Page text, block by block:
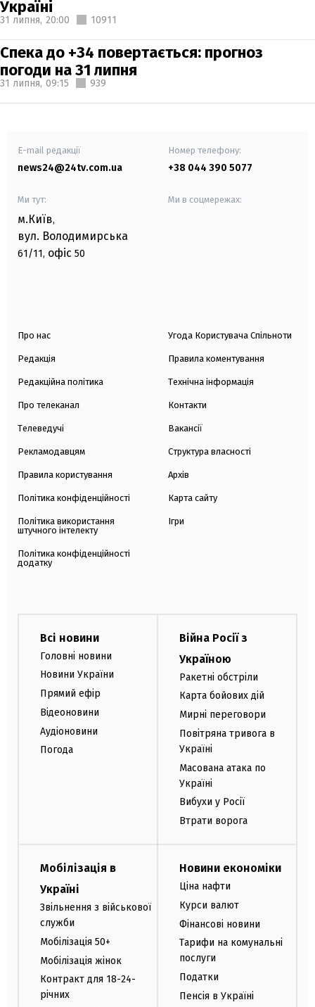
Україні
31 липня, 20:00 10911
Спека до +34 повертається: прогноз
погоди на 31 липня
31 липня, 09:15 939
E-mail редакції
news24@24tv.com.ua
Номер телефону:
+38 044 390 5077
Ми тут:
м.Київ,
вул. Володимирська
61/11, офіс 50
Ми в соцмережах:
Про нас
Редакція
Редакційна політика
Про телеканал
Телеведучі
Рекламодавцям
Правила користування
Політика конфіденційності
Політика використання
штучного інтелекту
Політика конфіденційності
додатку
Угода Користувача Спільноти
Правила коментування
Технічна інформація
Контакти
Вакансії
Структура власності
Архів
Карта сайту
Ігри
Всі новини
Головні новини
Новини України
Прямий ефір
Відеоновини
Аудіоновини
Погода
Війна Росії з
Україною
Ракетні обстріли
Карта бойових дій
Мирні переговори
Повітряна тривога в
Україні
Масована атака по
Україні
Вибухи у Росії
Втрати ворога
Мобілізація в
Україні
Звільнення з військової
служби
Мобілізація 50+
Мобілізація жінок
Контракт для 18-24-
річних
Новини економіки
Ціна нафти
Курси валют
Фінансові новини
Тарифи на комунальні
послуги
Податки
Пенсія в Україні